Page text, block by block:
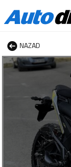
NAZAD